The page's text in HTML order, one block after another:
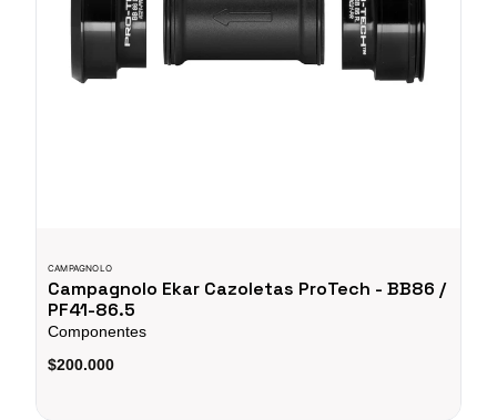
CAMPAGNOLO
Campagnolo Ekar Cazoletas ProTech - BB86 /
PF41-86.5
Componentes
$200.000